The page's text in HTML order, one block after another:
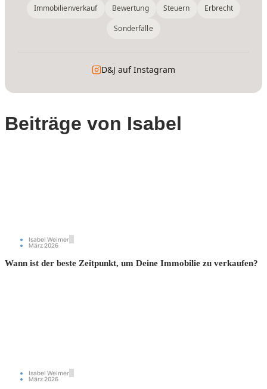
Immobilienverkauf Bewertung Steuern
Erbrecht
Sonderfälle
D&J auf Instagram
Beiträge von Isabel
Isabel Weimer
März 2026
Wann ist der beste Zeitpunkt, um Deine Immobilie zu verkaufen?
Isabel Weimer
März 2026